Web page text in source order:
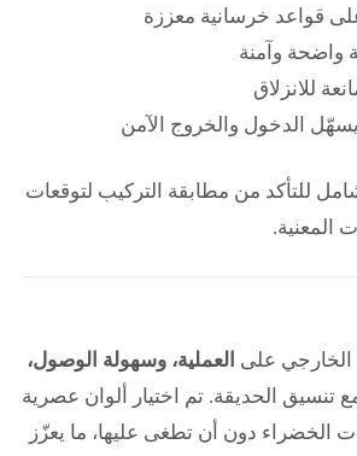
قواعد خرسانية معززة
واضحة وآمنة
للانزلاق
الدخول والخروج الآمن
للتأكد من مطابقة التركيب لتوقعات
المعنية.
الخارجي على العملية، وسهولة الوصول،
تنسيق الحديقة. تم اختيار ألوان عصرية
الخضراء دون أن تطغى عليها، ما يعزّز